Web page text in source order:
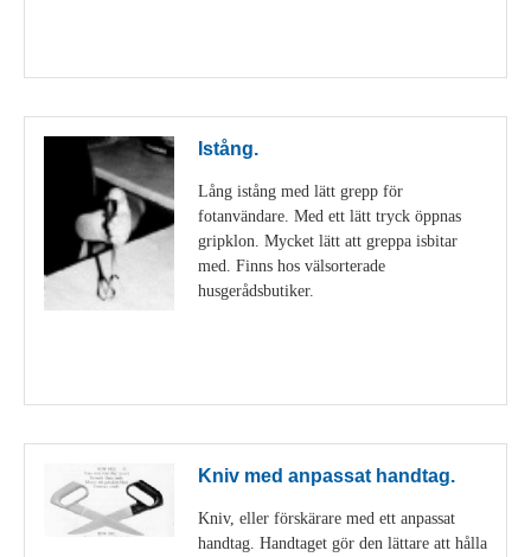
Istång.
Lång istång med lätt grepp för
fotanvändare. Med ett lätt tryck öppnas
gripklon. Mycket lätt att greppa isbitar
med. Finns hos välsorterade
husgerådsbutiker.
Kniv med anpassat handtag.
Kniv, eller förskärare med ett anpassat
handtag. Handtaget gör den lättare att hålla